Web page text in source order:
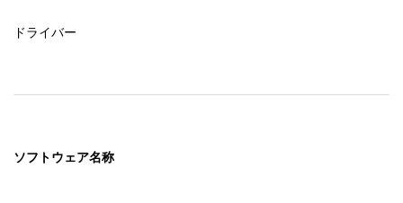
セイコーエプソン株式会社に帰属します。
ドライバー
ソフトウェア名称